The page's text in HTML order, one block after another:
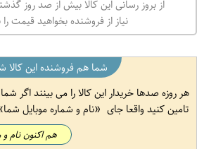
از بروز رسانی این کالا بیش از صد روز
نیاز از فروشنده بخواهید قیمت
شما هم فروشنده این کالا
هر روزه صدها خریدار این کالا را می بینند اگر
تامین کنید واقعا جای
نام و شماره موبایل شما
هم اکنون نام و